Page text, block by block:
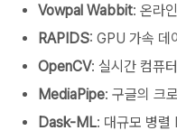
Vowpal Wabbit: 온라
RAPIDS: GPU 가속 데
OpenCV: 실시간 컴퓨
MediaPipe: 구글의 크
Dask-ML: 대규모 병렬